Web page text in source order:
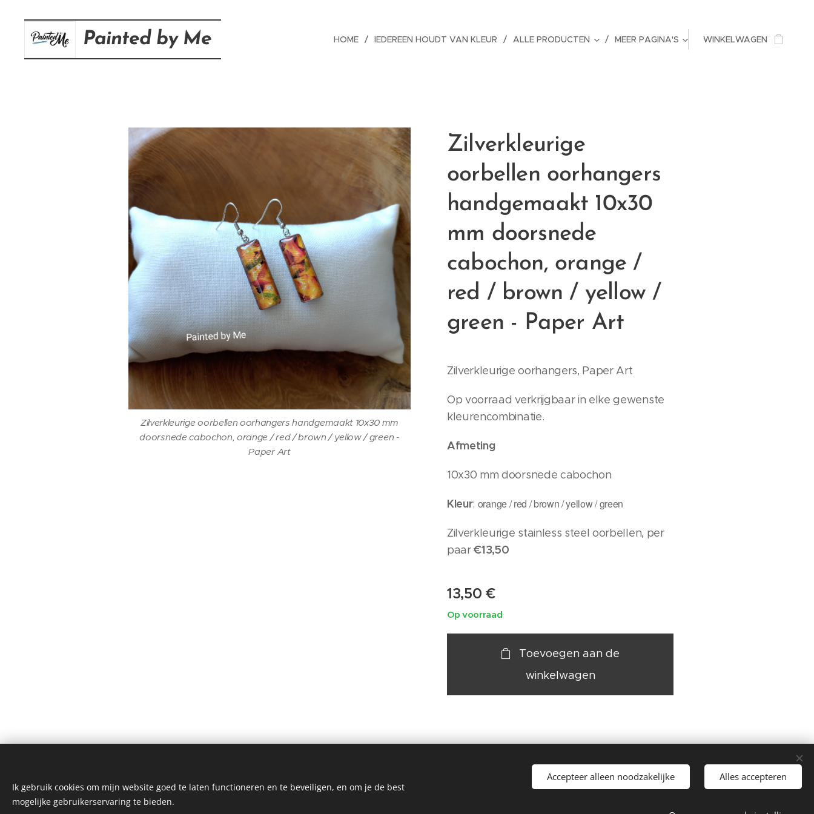
Painted byMe HOME IEDEREEN HOUDT VAN KLEUR ALLE PRODUCTEN MEER PAGINA'S WINKELWAGEN
Zilverkleurige
oorbellen oorhangers
handgemaakt 10x30
mm doorsnede
cabochon, orange /
red / brown / yellow /
green - Paper Art
Zilverkleurige oorbellen oorhangers handgemaakt 10x30 mm
doorsnede cabochon, orange / red / brown / yellow / green -
Paper Art
Zilverkleurige oorhangers, Paper Art
Op voorraad verkrijgbaar in elke gewenste
kleurencombinatie.
Afmeting
10x30 mm doorsnede cabochon
Kleur: orange / red / brown / yellow / green
Zilverkleurige stainless steel oorbellen, per
paar€13,50
13,50 €
Op voorraad
Toevoegen aan de
winkelwagen
Ik gebruik cookies om mijn website goed te laten functioneren en te beveiligen, en om je de best
mogelijke gebruikerservaring te bieden.
Accepteer alleen noodzakelijke Alles accepteren